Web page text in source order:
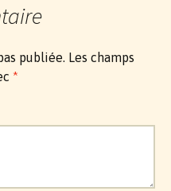
publiée. Les champs
*